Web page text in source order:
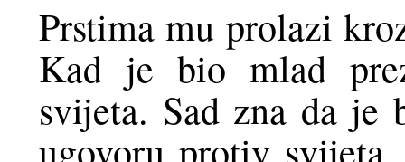
Prstima mu prolazi
Kad je bio mlad
svijeta. Sad zna da je
ugovoru protiv